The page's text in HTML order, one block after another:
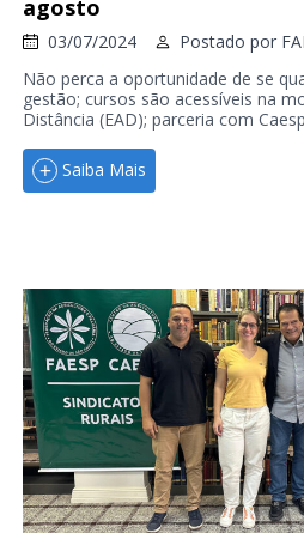
agosto
03/07/2024 Postado por
Não perca a oportunidade de se
gestão; cursos são acessíveis na
Distância (EAD); parceria com
Saiba Mais